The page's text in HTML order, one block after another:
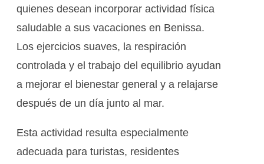
quienes desean incorporar actividad física
saludable a sus vacaciones en Benissa.
Los ejercicios suaves, la respiración
controlada y el trabajo del equilibrio ayudan
a mejorar el bienestar general y a relajarse
después de un día junto al mar.
Esta actividad resulta especialmente
adecuada para turistas, residentes